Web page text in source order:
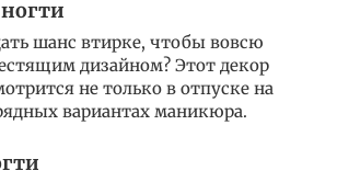
шанс втирке, чтобы вовсю
дизайном? Этот декор
не только в отпуске на
вариантах маникюра.